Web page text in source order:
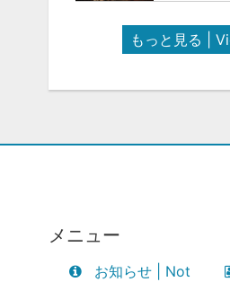
もっと見る |
メニュー
お知らせ | Not